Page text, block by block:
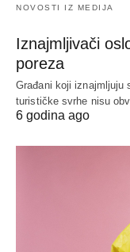
NOVOSTI IZ MEDIJA
Iznajmljivači
poreza
Građani koji iznajmljuju
turističke svrhe nisu
6 godina ago